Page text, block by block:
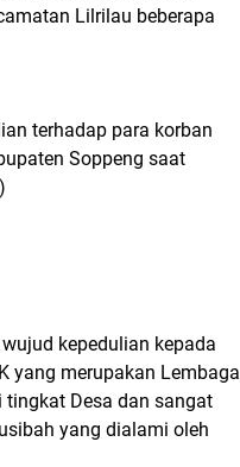
Lilrilau beberapa
terhadap para korban
Soppeng saat
kepedulian kepada
yang merupakan Lembaga
Desa dan sangat
yang dialami oleh